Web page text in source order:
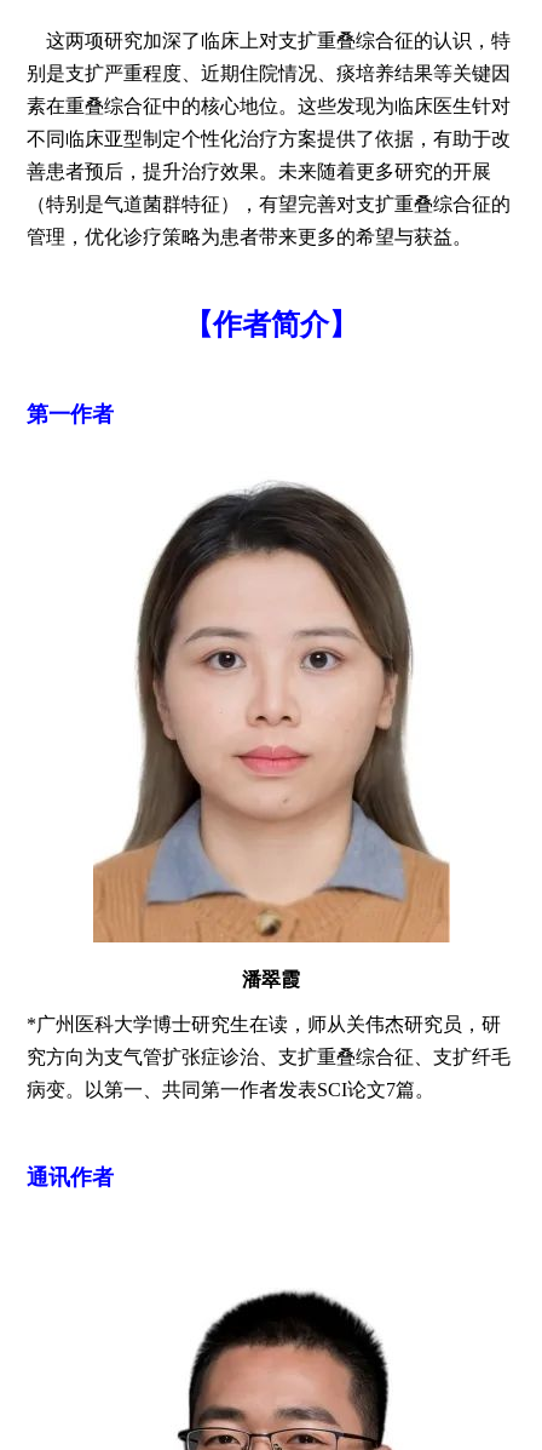
这两项研究加深了临床上对支扩重叠综合征的认识，特
别是支扩严重程度、近期住院情况、痰培养结果等关键因
素在重叠综合征中的核心地位。这些发现为临床医生针对
不同临床亚型制定个性化治疗方案提供了依据，有助于改
善患者预后，提升治疗效果。未来随着更多研究的开展
（特别是气道菌群特征），有望完善对支扩重叠综合征的
管理，优化诊疗策略为患者带来更多的希望与获益。
【作者简介】
第一作者
潘翠霞
*广州医科大学博士研究生在读，师从关伟杰研究员，研
究方向为支气管扩张症诊治、支扩重叠综合征、支扩纤毛
病变。以第一、共同第一作者发表SCI论文7篇。
通讯作者